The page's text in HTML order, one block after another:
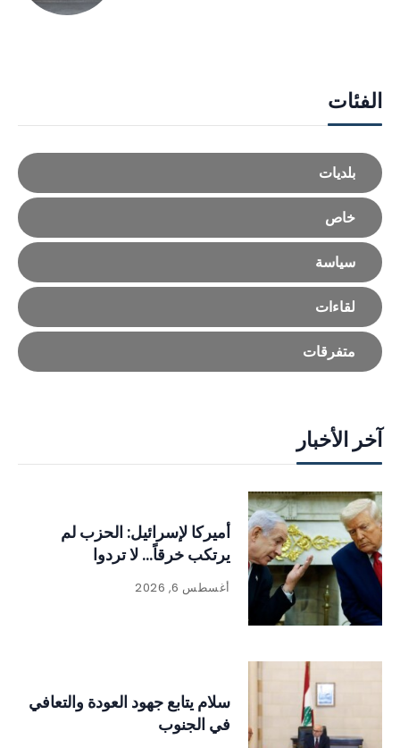
الفئات
بلديات
خاص
سياسة
لقاءات
متفرقات
آخر الأخبار
أميركا لإسرائيل: الحزب لم
يرتكب خرقاً… لا تردوا
أغسطس 6, 2026
سلام يتابع جهود العودة والتعافي
في الجنوب